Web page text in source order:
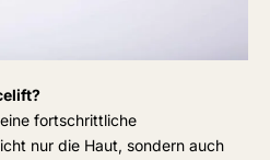
fortschrittliche
nur die Haut, sondern auch